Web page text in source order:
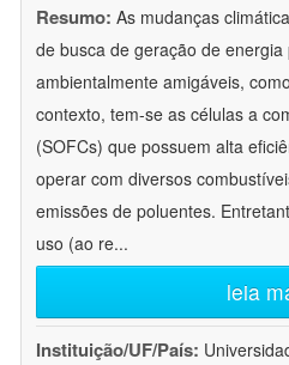
Resumo: As mudanças
de busca de geração de
ambientalmente amigáveis,
contexto, tem-se as células a
(SOFCs) que possuem alta
operar com diversos
emissões de poluentes.
uso (ao re...
leia
Instituição/UF/País: